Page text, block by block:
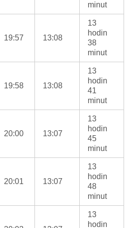
minut
19:57 13:08
13
hodin
38
minut
19:58 13:08
13
hodin
41
minut
20:00 13:07
13
hodin
45
minut
20:01 13:07
13
hodin
48
minut
13
hodin